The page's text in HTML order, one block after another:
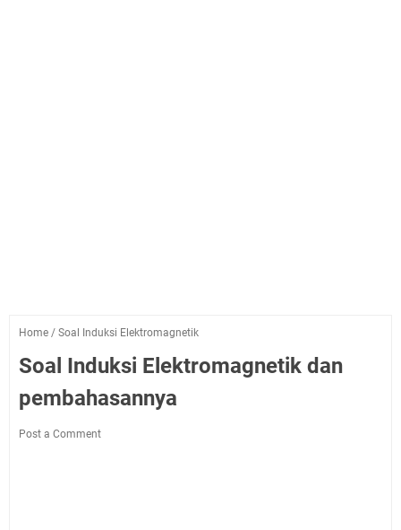
Home / Soal Induksi Elektromagnetik
Soal Induksi Elektromagnetik dan
pembahasannya
Post a Comment